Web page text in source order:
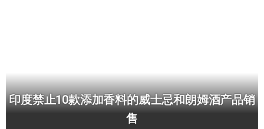
印度禁止10款添加香料的威士忌和朗姆酒产品销
售